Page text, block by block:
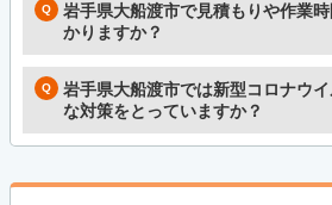
岩手県大船渡市で見積もりや作業
かりますか？
岩手県大船渡市では新型コロナウ
な対策をとっていますか？